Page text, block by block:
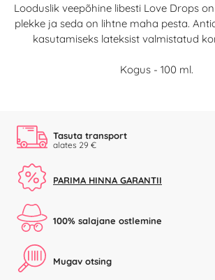
Looduslik veepõhine libesti Love Drops
plekke ja seda on lihtne maha pesta.
kasutamiseks lateksist valmistatud
Kogus - 100 ml.
Tasuta transport
alates 29 €
PARIMA HINNA GARANTII
100% salajane ostlemine
Mugav otsing